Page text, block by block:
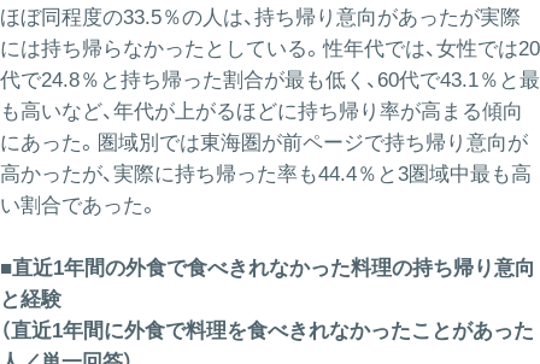
ほぼ同程度の33.5％の人は、持ち帰り意向があったが実際
には持ち帰らなかったとしている。性年代では、女性では20
代で24.8％と持ち帰った割合が最も低く、60代で43.1％と最
も高いなど、年代が上がるほどに持ち帰り率が高まる傾向
にあった。圏域別では東海圏が前ページで持ち帰り意向が
高かったが、実際に持ち帰った率も44.4％と3圏域中最も高
い割合であった。
■直近1年間の外食で食べきれなかった料理の持ち帰り意向
と経験
（直近1年間に外食で料理を食べきれなかったことがあった